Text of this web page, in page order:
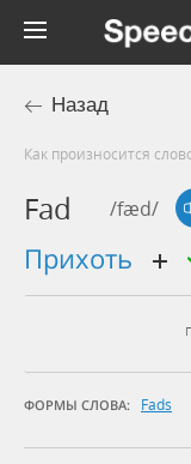
Назад
Как произносится
Fad /fæd/
прихоть
ФОРМЫ СЛОВА: Fads